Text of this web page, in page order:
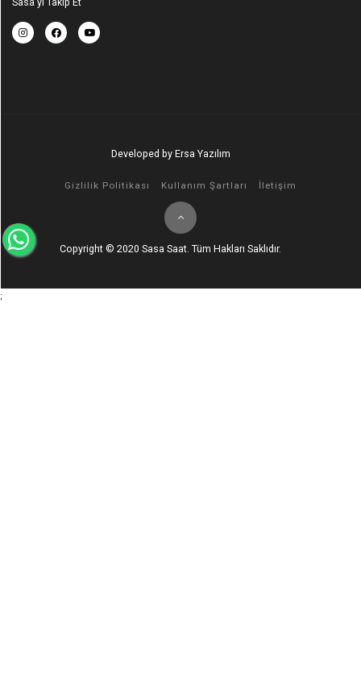
Developed by Ersa Yazılım
Gizlilik Politikası Kullanım Şartları İletişim
Copyright © 2020 Sasa Saat. Tüm Hakları Saklıdır.
;